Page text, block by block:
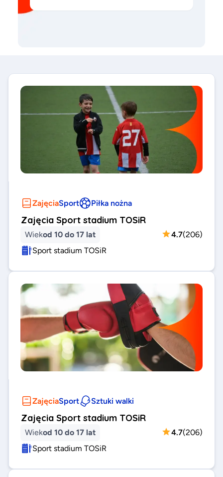
ZajęciaSport Piłka nożna
Zajęcia Sport stadium TOSiR
Wiekod 10 do 17 lat 4.7(206)
Sport stadium TOSiR
ZajęciaSport Sztuki walki
Zajęcia Sport stadium TOSiR
Wiekod 10 do 17 lat 4.7(206)
Sport stadium TOSiR